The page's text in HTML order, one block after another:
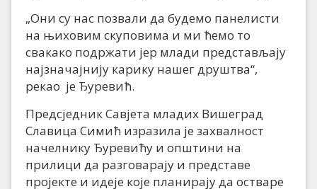
„Они су нас позвали да будемо панелисти
на њиховим скуповима и ми ћемо то
свакако подржати јер млади представљају
најзначајнију карику нашег друштва“,
рекао је Ђуревић.
Предсједник Савјета младих Вишеград
Славица Симић изразила је захвалност
начелнику Ђуревићу и општини на
прилици да разговарају и представе
пројекте и идеје које планирају да остваре